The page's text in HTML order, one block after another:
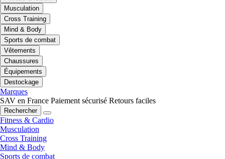
Musculation
Cross Training
Mind & Body
Sports de combat
Vêtements
Chaussures
Équipements
Destockage
Marques
SAV en France Paiement sécurisé Retours faciles
Rechercher
Fitness & Cardio
Musculation
Cross Training
Mind & Body
Sports de combat